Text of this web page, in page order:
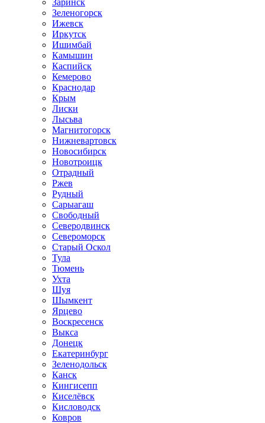
Заринск
Зеленогорск
Ижевск
Иркутск
Ишимбай
Камышин
Каспийск
Кемерово
Краснодар
Крым
Лиски
Лысьва
Магнитогорск
Нижневартовск
Новосибирск
Новотроицк
Отрадный
Ржев
Рудный
Сарыагаш
Свободный
Северодвинск
Североморск
Старый Оскол
Тула
Тюмень
Ухта
Шуя
Шымкент
Ярцево
Воскресенск
Выкса
Донецк
Екатеринбург
Зеленодольск
Канск
Кингисепп
Киселёвск
Кисловодск
Ковров